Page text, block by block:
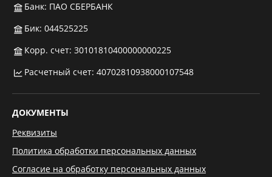
Банк: ПАО СБЕРБАНК
Бик: 044525225
Корр. счет: 30101810400000000225
Расчетный счет: 40702810938000107548
ДОКУМЕНТЫ
Реквизиты
Политика обработки персональных данных
Согласие на обработку персональных данных